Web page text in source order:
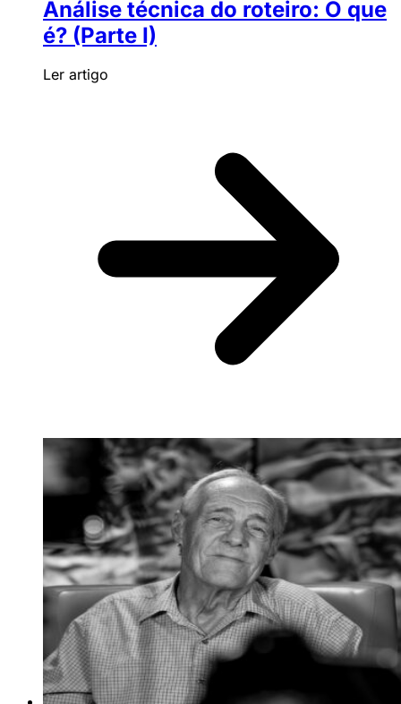
Análise técnica do roteiro: O que
é? (Parte I)
Ler artigo